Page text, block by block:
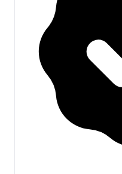
bunaltıcı sıcağından
görevi görür. Bahar ve
içindeki doğa, ayrı bir
ise bölgenin daha
unutulmamalıdır; bu
donanımlı gelmek
Kampı genellikle daha
hafta sonları ve resmi
yaşanabilmektedir.